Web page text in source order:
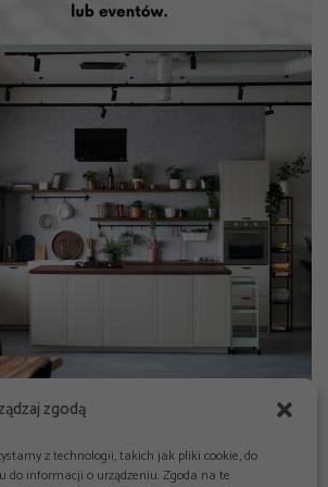
zgodą
z technologii, takich jak pliki cookie, do
do informacji o urządzeniu. Zgoda na te